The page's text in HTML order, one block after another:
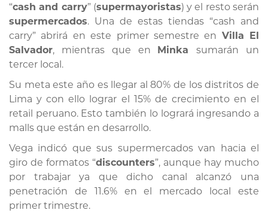
“cash and carry” (supermayoristas) y el resto serán
supermercados. Una de estas tiendas “cash and
carry” abrirá en este primer semestre en Villa El
Salvador, mientras que en Minkasumarán un
tercer local.
Su meta este año es llegar al 80% de los distritos de
Lima y con ello lograr el 15% de crecimiento en el
retail peruano. Esto también lo logrará ingresando a
malls que están en desarrollo.
Vega indicó que sus supermercados van hacia el
giro de formatos “discounters”, aunque hay mucho
por trabajar ya que dicho canal alcanzó una
penetración de 11.6% en el mercado local este
primer trimestre.